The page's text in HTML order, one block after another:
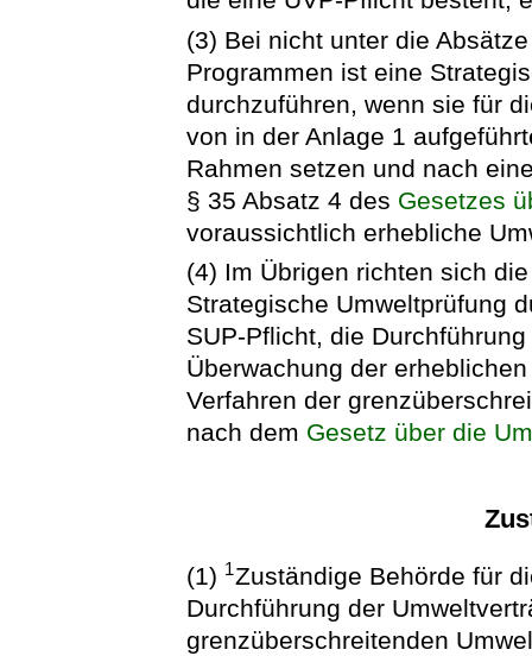
(3) Bei nicht unter die
Programmen ist eine
durchzuführen, wenn sie für
von in der Anlage 1
Rahmen setzen und nach
§ 35 Absatz 4 des Gesetzes
voraussichtlich erhebliche
(4) Im Übrigen richten sich
Strategische Umweltprüfung
SUP-Pflicht, die
Überwachung der
Verfahren der
nach dem Gesetz über die
(1) 1Zuständige Behörde für
Durchführung der
grenzüberschreitenden